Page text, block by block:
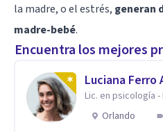
la madre, o el estrés, generan
madre-bebé.
Encuentra los mejores
Luciana Ferro
Lic. en psicología
Orlando